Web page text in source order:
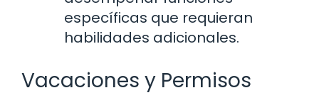
específicas que requieran
habilidades adicionales.
Vacaciones y Permisos